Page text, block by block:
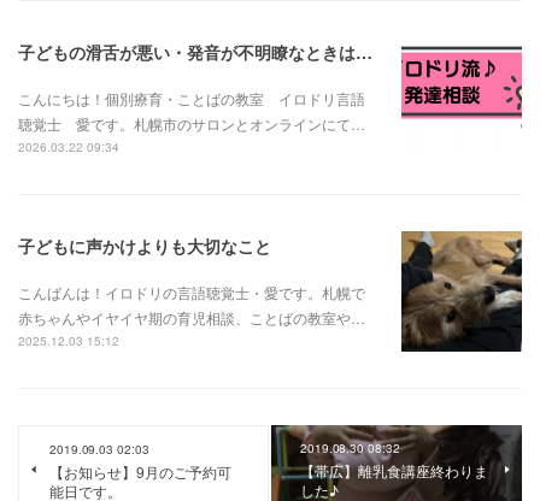
子どもの滑舌が悪い・発音が不明瞭なときは？発音の発達と様子見でいい場合・相談が必要な場合
こんにちは！個別療育・ことばの教室 イロドリ言語
聴覚士 愛です。札幌市のサロンとオンラインにて…
2026.03.22 09:34
子どもに声かけよりも大切なこと
こんばんは！イロドリの言語聴覚士・愛です。札幌で
赤ちゃんやイヤイヤ期の育児相談、ことばの教室や…
2025.12.03 15:12
2019.09.03 02:03
【お知らせ】9月のご予約可
能日です。
2019.08.30 08:32
【帯広】離乳食講座終わりま
した♪